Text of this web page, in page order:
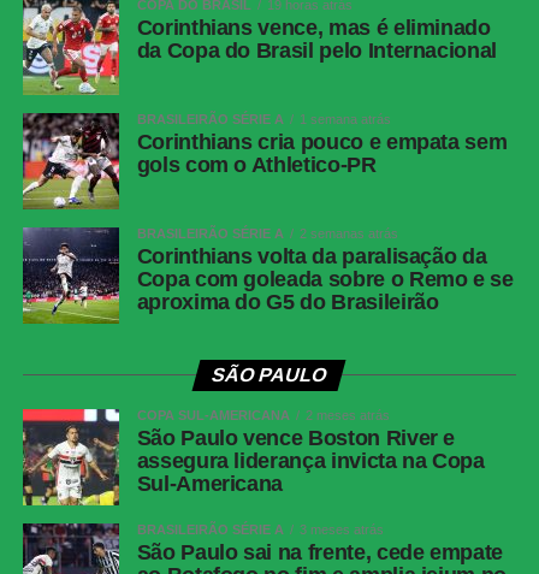
COPA DO BRASIL 19 horas atrás
Corinthians vence, mas é eliminado
da Copa do Brasil pelo Internacional
BRASILEIRÃO SÉRIE A 1 semana atrás
Corinthians cria pouco e empata sem
gols com o Athletico-PR
BRASILEIRÃO SÉRIE A 2 semanas atrás
Corinthians volta da paralisação da
Copa com goleada sobre o Remo e se
aproxima do G5 do Brasileirão
SÃO PAULO
COPA SUL-AMERICANA 2 meses atrás
São Paulo vence Boston River e
assegura liderança invicta na Copa
Sul-Americana
BRASILEIRÃO SÉRIE A 3 meses atrás
São Paulo sai na frente, cede empate